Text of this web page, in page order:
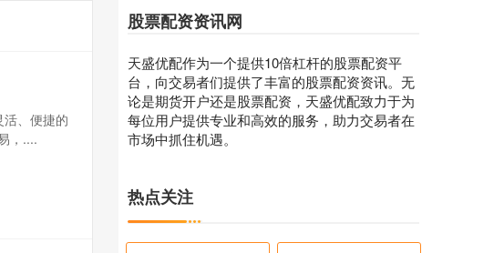
、便捷的
，....
股票配资资讯网
天盛优配作为一个提供10倍杠杆的股票配资平
台，向交易者们提供了丰富的股票配资资讯。无
论是期货开户还是股票配资，天盛优配致力于为
每位用户提供专业和高效的服务，助力交易者在
市场中抓住机遇。
热点关注